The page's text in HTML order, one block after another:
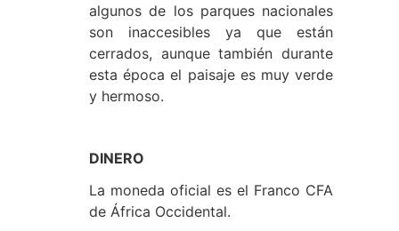
algunos de los parques nacionales
son inaccesibles ya que están
cerrados, aunque también durante
esta época el paisaje es muy verde
y hermoso.
DINERO
La moneda oficial es el Franco CFA
de África Occidental.